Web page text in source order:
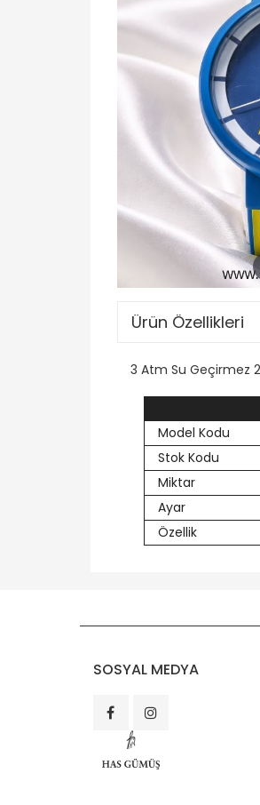
Ürün Özellikleri
3 Atm Su Geçirmez
Model Kodu
Stok Kodu
Miktar
Ayar
Özellik
SOSYAL MEDYA